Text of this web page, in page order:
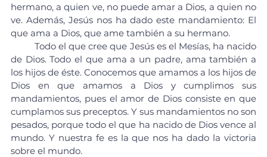
hermano, a quien ve, no puede amar a Dios, a quien no
ve. Además, Jesús nos ha dado este mandamiento: El
que ama a Dios, que ame también a su hermano.
	Todo el que cree que Jesús es el Mesías, ha nacido
de Dios. Todo el que ama a un padre, ama también a
los hijos de éste. Conocemos que amamos a los hijos de
Dios en que amamos a Dios y cumplimos sus
mandamientos, pues el amor de Dios consiste en que
cumplamos sus preceptos. Y sus mandamientos no son
pesados, porque todo el que ha nacido de Dios vence al
mundo. Y nuestra fe es la que nos ha dado la victoria
sobre el mundo.